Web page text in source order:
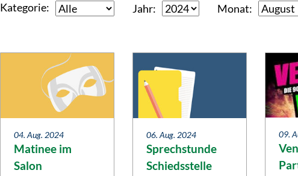
Kategorie Jahr Monat
04. Aug. 2024
Matinee im
Salon
06. Aug. 2024
Sprechstunde
Schiedsstelle
09.